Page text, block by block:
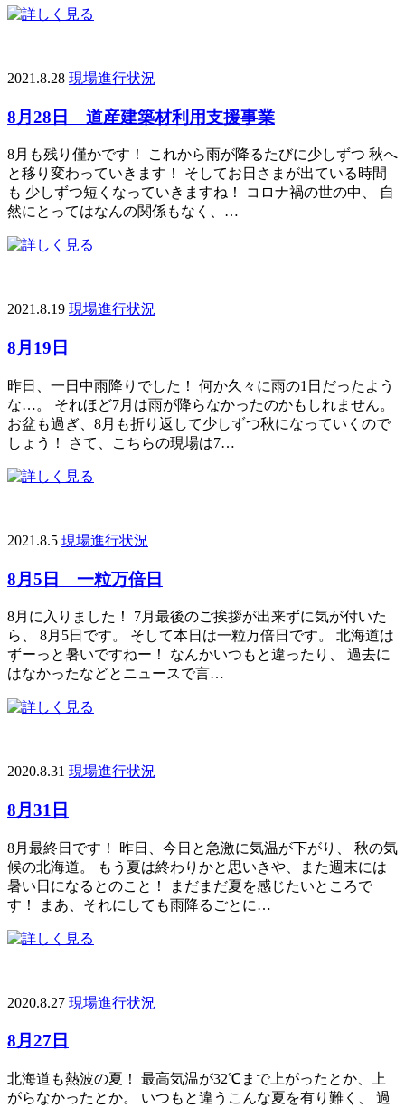
2021.8.28 現場進行状況
8月28日 道産建築材利用支援事業
8月も残り僅かです！ これから雨が降るたびに少しずつ 秋へ
と移り変わっていきます！ そしてお日さまが出ている時間
も 少しずつ短くなっていきますね！ コロナ禍の世の中、 自
然にとってはなんの関係もなく、…
2021.8.19 現場進行状況
8月19日
昨日、一日中雨降りでした！ 何か久々に雨の1日だったよう
な…。 それほど7月は雨が降らなかったのかもしれません。
お盆も過ぎ、8月も折り返して少しずつ秋になっていくので
しょう！ さて、こちらの現場は7…
2021.8.5 現場進行状況
8月5日 一粒万倍日
8月に入りました！ 7月最後のご挨拶が出来ずに気が付いた
ら、 8月5日です。 そして本日は一粒万倍日です。 北海道は
ずーっと暑いですねー！ なんかいつもと違ったり、 過去に
はなかったなどとニュースで言…
2020.8.31 現場進行状況
8月31日
8月最終日です！ 昨日、今日と急激に気温が下がり、 秋の気
候の北海道。 もう夏は終わりかと思いきや、また週末には
暑い日になるとのこと！ まだまだ夏を感じたいところで
す！ まあ、それにしても雨降るごとに…
2020.8.27 現場進行状況
8月27日
北海道も熱波の夏！ 最高気温が32℃まで上がったとか、上
がらなかったとか。 いつもと違うこんな夏を有り難く、 過